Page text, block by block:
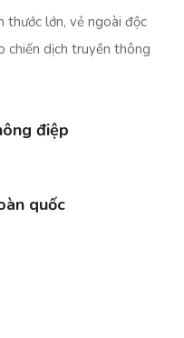
thước lớn, vẻ ngoài độc
chiến dịch truyền thông
điệp
quốc